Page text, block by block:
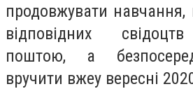
продовжувати навчання,
відповідних
поштою, а
вручити вжеу вересні